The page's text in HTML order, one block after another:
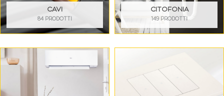
CAVI
84 PRODOTTI
CITOFONIA
149 PRODOTTI